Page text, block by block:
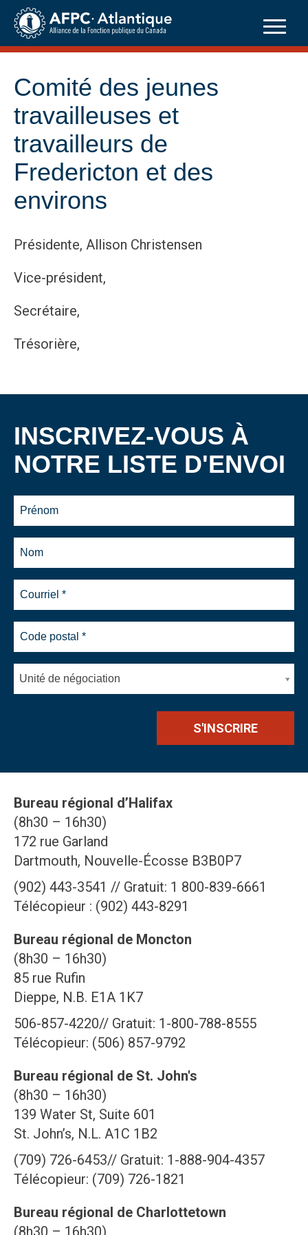
Skip
content
Comité des jeunes
travailleuses et
travailleurs de
Fredericton et des
environs
Présidente, Allison Christensen
Vice-président,
Secrétaire,
Trésorière,
INSCRIVEZ-VOUS À
NOTRE LISTE D'ENVOI
Unité de négociation
Bureau régional d’Halifax
(8h30 – 16h30)
172 rue Garland
Dartmouth, Nouvelle-Écosse B3B0P7
(902) 443-3541 // Gratuit: 1 800-839-6661
Télécopieur : (902) 443-8291
Bureau régional de Moncton
(8h30 – 16h30)
85 rue Rufin
Dieppe, N.B. E1A 1K7
506-857-4220// Gratuit: 1-800-788-8555
Télécopieur: (506) 857-9792
Bureau régional de St. John's
(8h30 – 16h30)
139 Water St, Suite 601
St. John’s, N.L. A1C 1B2
(709) 726-6453// Gratuit: 1-888-904-4357
Télécopieur: (709) 726-1821
Bureau régional de Charlottetown
(8h30 – 16h30)